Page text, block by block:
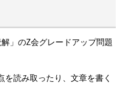
」のZ会グレードアップ問題
読み取ったり、文章を書く